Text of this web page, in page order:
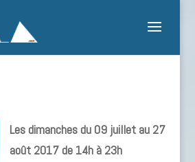
Les dimanches du 09 juillet au 27
août 2017 de 14h à 23h